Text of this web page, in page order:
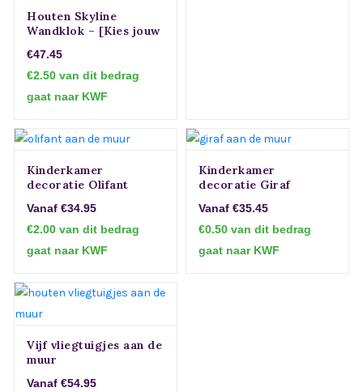
Houten Skyline
Wandklok – [Kies jouw
€47.45
€2.50 van dit bedrag
gaat naar KWF
Kinderkamer
decoratie Olifant
Vanaf €34.95
€2.00 van dit bedrag
gaat naar KWF
Kinderkamer
decoratie Giraf
Vanaf €35.45
€0.50 van dit bedrag
gaat naar KWF
Vijf vliegtuigjes aan de
muur
Vanaf €54.95